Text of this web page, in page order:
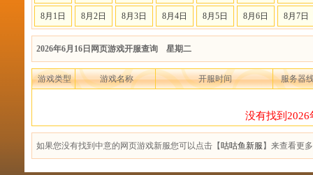
8月1日 8月2日 8月3日 8月4日 8月5日 8月6日 8月7日
2026年6月16日网页游戏开服查询 星期二
游戏类型 游戏名称 开服时间 服务器
没有找到
如果您没有找到中意的网页游戏新服您可以点击【咕咕鱼新服 】来查看更